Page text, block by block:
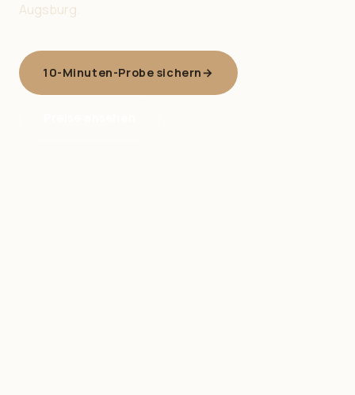
Augsburg.
10-Minuten-Probe sichern→